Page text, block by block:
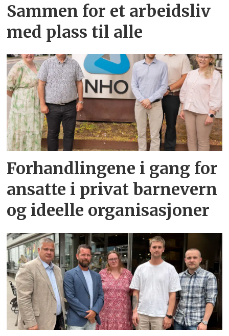
Sammen for et arbeidsliv
med plass til alle
Forhandlingene i gang for
ansatte i privat barnevern
og ideelle organisasjoner